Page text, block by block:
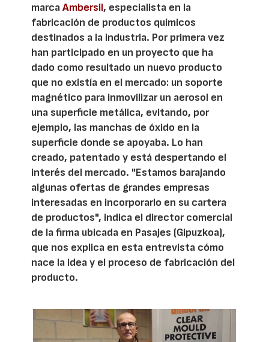
marcaAmbersil, especialista en la
fabricación de productos químicos
destinados a la industria. Por primera vez
han participado en un proyecto que ha
dado como resultado un nuevo producto
que no existía en el mercado: un soporte
magnético para inmovilizar un aerosol en
una superficie metálica, evitando, por
ejemplo, las manchas de óxido en la
superficie donde se apoyaba. Lo han
creado, patentado y está despertando el
interés del mercado. "Estamos barajando
algunas ofertas de grandes empresas
interesadas en incorporarlo en su cartera
de productos", indica el director comercial
de la firma ubicada en Pasajes (Gipuzkoa),
que nos explica en esta entrevista cómo
nace la idea y el proceso de fabricación del
producto.